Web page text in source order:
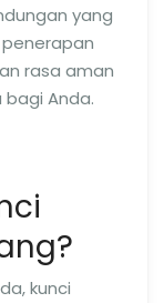
yang
rasa aman
Anda.
kunci